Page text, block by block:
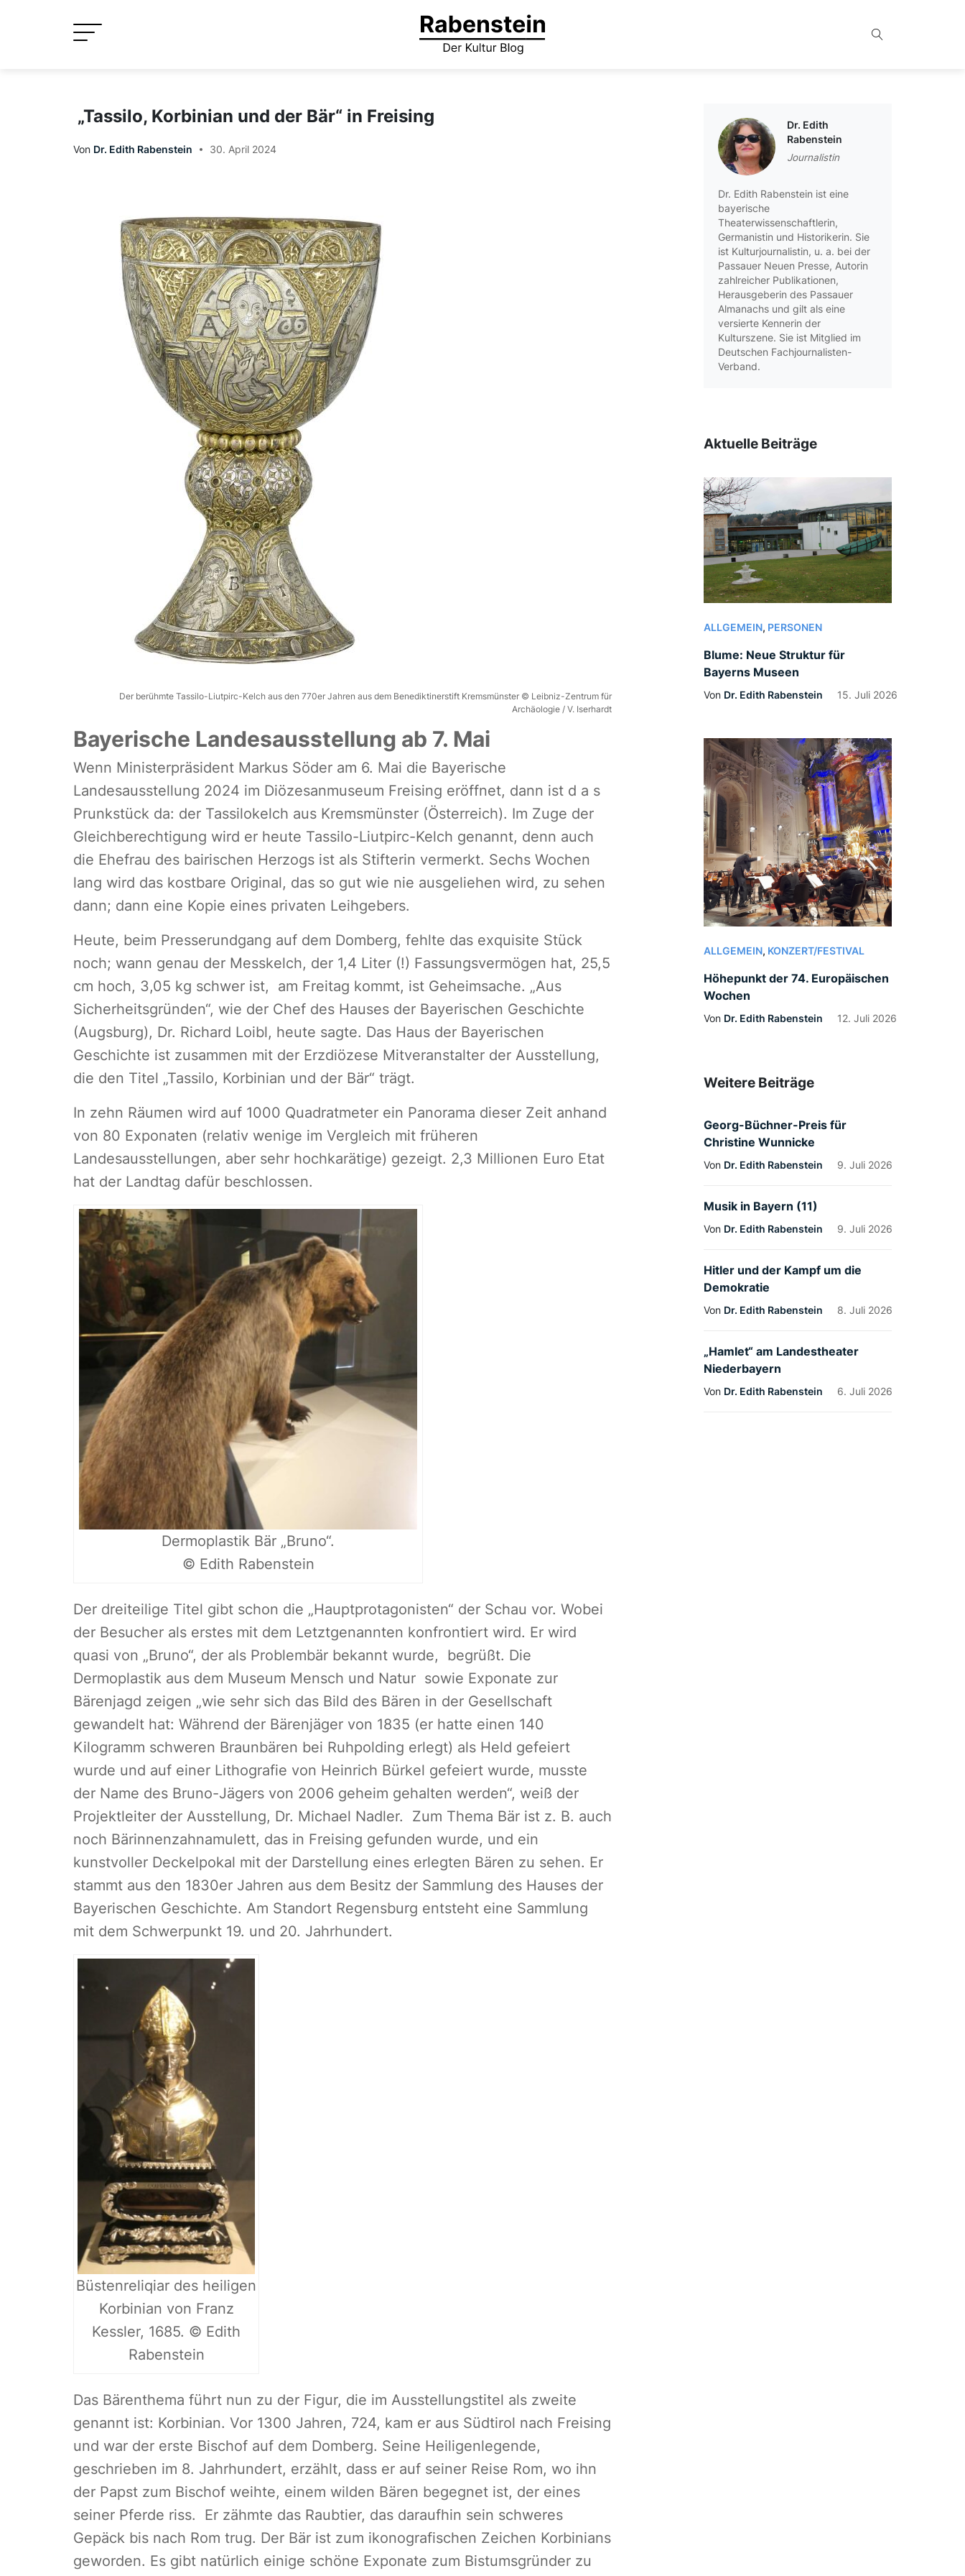
„Tassilo, Korbinian und der Bär“ in Freising
Von Dr. Edith Rabenstein 30. April 2024
Der berühmte Tassilo-Liutpirc-Kelch aus den 770er Jahren aus dem Benediktinerstift Kremsmünster © Leibniz-Zentrum für
Archäologie / V. Iserhardt
Bayerische Landesausstellung ab 7. Mai
Wenn Ministerpräsident Markus Söder am 6. Mai die Bayerische
Landesausstellung 2024 im Diözesanmuseum Freising eröffnet, dann ist d a s
Prunkstück da: der Tassilokelch aus Kremsmünster (Österreich). Im Zuge der
Gleichberechtigung wird er heute Tassilo-Liutpirc-Kelch genannt, denn auch
die Ehefrau des bairischen Herzogs ist als Stifterin vermerkt. Sechs Wochen
lang wird das kostbare Original, das so gut wie nie ausgeliehen wird, zu sehen
dann; dann eine Kopie eines privaten Leihgebers.
Heute, beim Presserundgang auf dem Domberg, fehlte das exquisite Stück
noch; wann genau der Messkelch, der 1,4 Liter (!) Fassungsvermögen hat, 25,5
cm hoch, 3,05 kg schwer ist, am Freitag kommt, ist Geheimsache. „Aus
Sicherheitsgründen“, wie der Chef des Hauses der Bayerischen Geschichte
(Augsburg), Dr. Richard Loibl, heute sagte. Das Haus der Bayerischen
Geschichte ist zusammen mit der Erzdiözese Mitveranstalter der Ausstellung,
die den Titel „Tassilo, Korbinian und der Bär“ trägt.
In zehn Räumen wird auf 1000 Quadratmeter ein Panorama dieser Zeit anhand
von 80 Exponaten (relativ wenige im Vergleich mit früheren
Landesausstellungen, aber sehr hochkarätige) gezeigt. 2,3 Millionen Euro Etat
hat der Landtag dafür beschlossen.
Dermoplastik Bär „Bruno“.
© Edith Rabenstein
Der dreiteilige Titel gibt schon die „Hauptprotagonisten“ der Schau vor. Wobei
der Besucher als erstes mit dem Letztgenannten konfrontiert wird. Er wird
quasi von „Bruno“, der als Problembär bekannt wurde, begrüßt. Die
Dermoplastik aus dem Museum Mensch und Natur sowie Exponate zur
Bärenjagd zeigen „wie sehr sich das Bild des Bären in der Gesellschaft
gewandelt hat: Während der Bärenjäger von 1835 (er hatte einen 140
Kilogramm schweren Braunbären bei Ruhpolding erlegt) als Held gefeiert
wurde und auf einer Lithografie von Heinrich Bürkel gefeiert wurde, musste
der Name des Bruno-Jägers von 2006 geheim gehalten werden“, weiß der
Projektleiter der Ausstellung, Dr. Michael Nadler. Zum Thema Bär ist z. B. auch
noch Bärinnenzahnamulett, das in Freising gefunden wurde, und ein
kunstvoller Deckelpokal mit der Darstellung eines erlegten Bären zu sehen. Er
stammt aus den 1830er Jahren aus dem Besitz der Sammlung des Hauses der
Bayerischen Geschichte. Am Standort Regensburg entsteht eine Sammlung
mit dem Schwerpunkt 19. und 20. Jahrhundert.
Büstenreliqiar des heiligen
Korbinian von Franz
Kessler, 1685. © Edith
Rabenstein
Das Bärenthema führt nun zu der Figur, die im Ausstellungstitel als zweite
genannt ist: Korbinian. Vor 1300 Jahren, 724, kam er aus Südtirol nach Freising
und war der erste Bischof auf dem Domberg. Seine Heiligenlegende,
geschrieben im 8. Jahrhundert, erzählt, dass er auf seiner Reise Rom, wo ihn
der Papst zum Bischof weihte, einem wilden Bären begegnet ist, der eines
seiner Pferde riss. Er zähmte das Raubtier, das daraufhin sein schweres
Gepäck bis nach Rom trug. Der Bär ist zum ikonografischen Zeichen Korbinians
geworden. Es gibt natürlich einige schöne Exponate zum Bistumsgründer zu
Dr. Edith
Rabenstein
Journalistin
Dr. Edith Rabenstein ist eine
bayerische
Theaterwissenschaftlerin,
Germanistin und Historikerin. Sie
ist Kulturjournalistin, u. a. bei der
Passauer Neuen Presse, Autorin
zahlreicher Publikationen,
Herausgeberin des Passauer
Almanachs und gilt als eine
versierte Kennerin der
Kulturszene. Sie ist Mitglied im
Deutschen Fachjournalisten-
Verband.
Aktuelle Beiträge
ALLGEMEIN, PERSONEN
Blume: Neue Struktur für
Bayerns Museen
Von Dr. Edith Rabenstein 15. Juli 2026
ALLGEMEIN, KONZERT/FESTIVAL
Höhepunkt der 74. Europäischen
Wochen
Von Dr. Edith Rabenstein 12. Juli 2026
Weitere Beiträge
Georg-Büchner-Preis für
Christine Wunnicke
Von Dr. Edith Rabenstein 9. Juli 2026
Musik in Bayern (11)
Von Dr. Edith Rabenstein 9. Juli 2026
Hitler und der Kampf um die
Demokratie
Von Dr. Edith Rabenstein 8. Juli 2026
„Hamlet“ am Landestheater
Niederbayern
Von Dr. Edith Rabenstein 6. Juli 2026